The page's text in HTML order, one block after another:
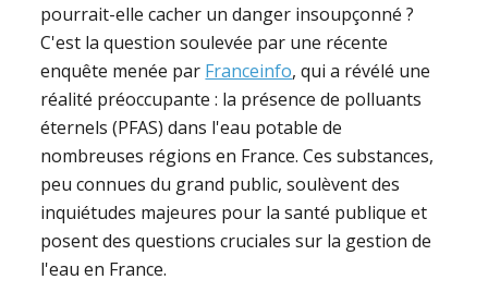
pourrait-elle cacher un danger insoupçonné ?
C'est la question soulevée par une récente
enquête menée par Franceinfo, qui a révélé une
réalité préoccupante : la présence de polluants
éternels (PFAS) dans l'eau potable de
nombreuses régions en France. Ces substances,
peu connues du grand public, soulèvent des
inquiétudes majeures pour la santé publique et
posent des questions cruciales sur la gestion de
l'eau en France.